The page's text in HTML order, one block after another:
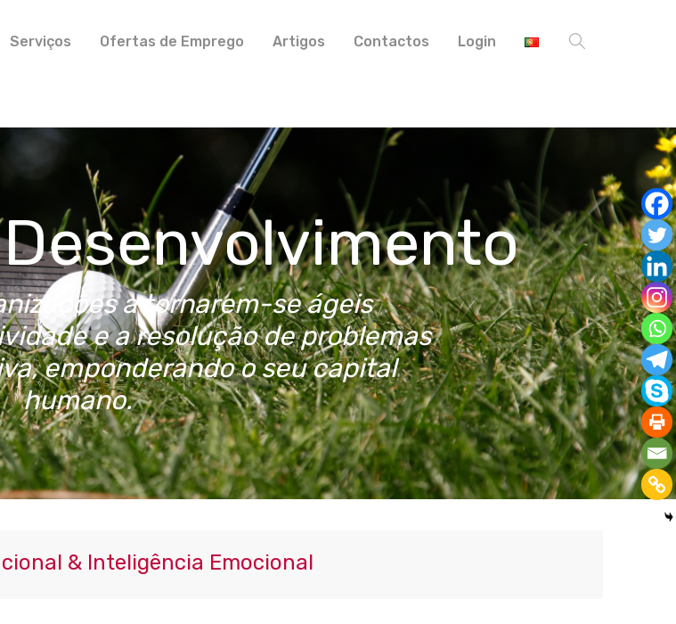
Serviços Ofertas de Emprego Artigos Contactos Login
a tornarem-se ágeis
e a resolução de problemas
emponderando o seu capital
humano.
& Inteligência Emocional